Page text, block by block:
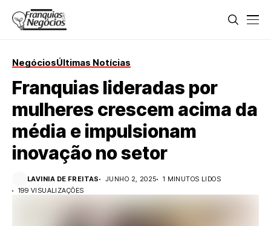
NegóciosÚltimas Notícias
Franquias lideradas por
mulheres crescem acima da
média e impulsionam
inovação no setor
LAVINIA DE FREITAS JUNHO 2, 2025
1 MINUTOS LIDOS
199 VISUALIZAÇÕES